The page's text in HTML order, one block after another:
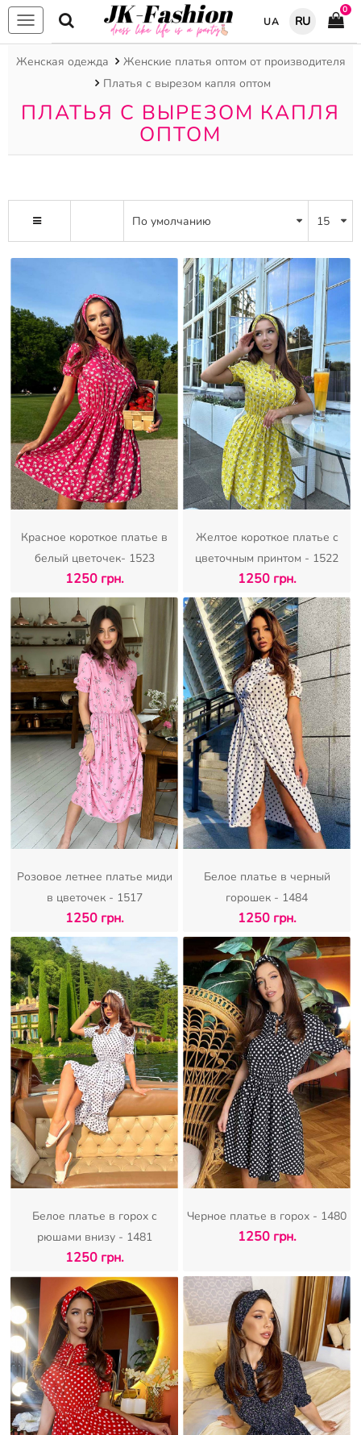
Меню UA RU
0
Женская одежда
Женские платья оптом от производителя
Платья с вырезом капля оптом
ПЛАТЬЯ С ВЫРЕЗОМ КАПЛЯ
ОПТОМ
Красное короткое платье в
белый цветочек- 1523
1250 грн.
Желтое короткое платье с
цветочным принтом - 1522
1250 грн.
Розовое летнее платье миди
в цветочек - 1517
1250 грн.
Белое платье в черный
горошек - 1484
1250 грн.
Белое платье в горох с
рюшами внизу - 1481
1250 грн.
Черное платье в горох - 1480
1250 грн.